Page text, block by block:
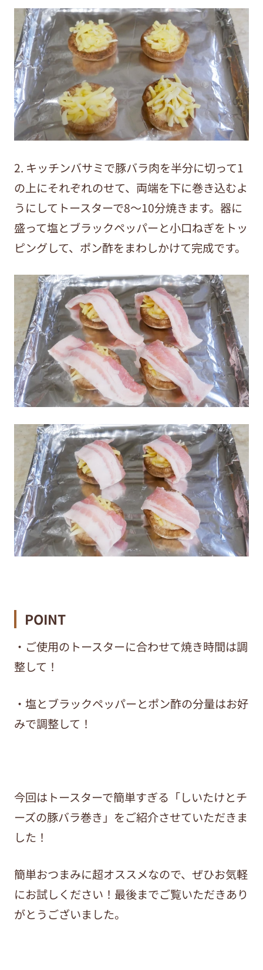
2. キッチンバサミで豚バラ肉を半分に切って1
の上にそれぞれのせて、両端を下に巻き込むよ
うにしてトースターで8～10分焼きます。器に
盛って塩とブラックペッパーと小口ねぎをトッ
ピングして、ポン酢をまわしかけて完成です。
POINT
・ご使用のトースターに合わせて焼き時間は調
整して！
・塩とブラックペッパーとポン酢の分量はお好
みで調整して！
今回はトースターで簡単すぎる「しいたけとチ
ーズの豚バラ巻き」をご紹介させていただきま
した！
簡単おつまみに超オススメなので、ぜひお気軽
にお試しください！最後までご覧いただきあり
がとうございました。